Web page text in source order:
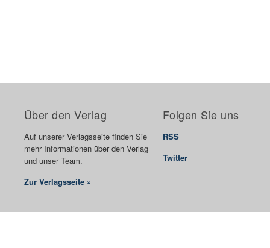
Über den Verlag
Auf unserer Verlagsseite finden Sie
mehr Informationen über den Verlag
und unser Team.
Zur Verlagsseite »
Folgen Sie uns
RSS
Twitter